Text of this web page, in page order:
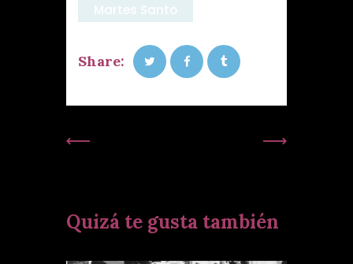
Martes Santo
Share:
Quizá te gusta también